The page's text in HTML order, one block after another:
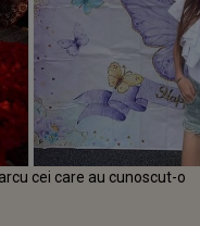
cei care au cunoscut-o